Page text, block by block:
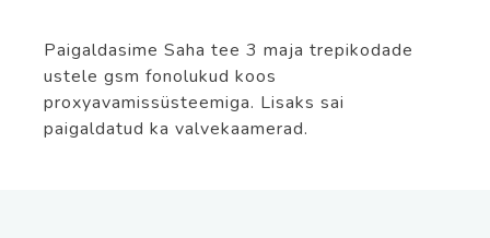
Paigaldasime Saha tee 3 maja trepikodade
ustele gsm fonolukud koos
proxyavamissüsteemiga. Lisaks sai
paigaldatud ka valvekaamerad.